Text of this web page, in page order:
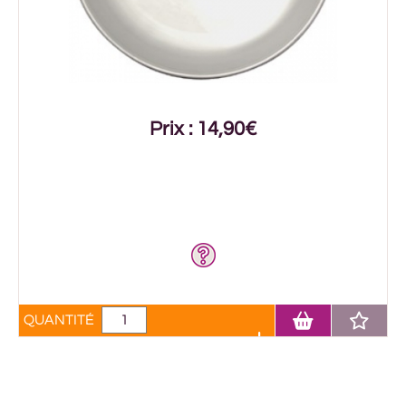
Prix : 14,90€
QUANTITÉ